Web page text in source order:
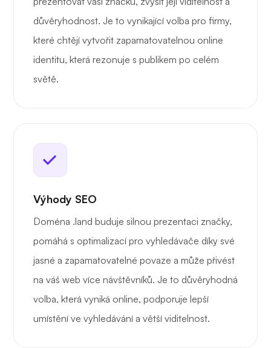
důvěryhodnost. Je to vynikající volba pro firmy,
které chtějí vytvořit zapamatovatelnou online
identitu, která rezonuje s publikem po celém
světě.
Výhody SEO
Doména .land buduje silnou prezentaci značky,
pomáhá s optimalizací pro vyhledávače díky své
jasné a zapamatovatelné povaze a může přivést
na váš web více návštěvníků. Je to důvěryhodná
volba, která vyniká online, podporuje lepší
umístění ve vyhledávání a větší viditelnost.